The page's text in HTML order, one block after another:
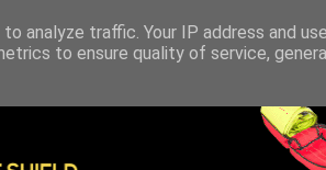
analyze traffic. Your IP address and
to ensure quality of service,